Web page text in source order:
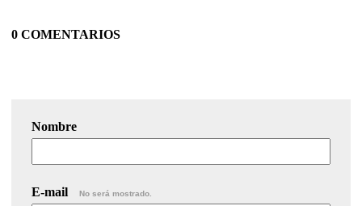
0 COMENTARIOS
Nombre
E-mail No será mostrado.